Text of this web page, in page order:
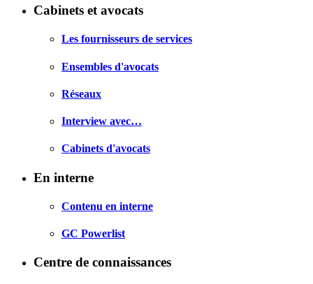
Cabinets et avocats
Les fournisseurs de services
Ensembles d'avocats
Réseaux
Interview avec…
Cabinets d'avocats
En interne
Contenu en interne
GC Powerlist
Centre de connaissances